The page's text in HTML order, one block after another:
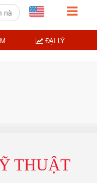
THUẬT
ĐẠI LÝ